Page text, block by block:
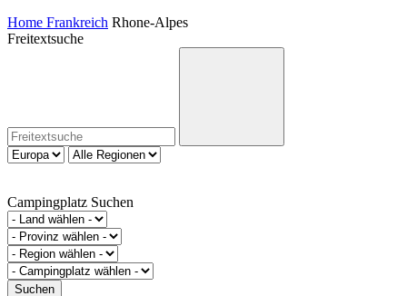
Home Frankreich Rhone-Alpes
Freitextsuche
Campingplatz Suchen